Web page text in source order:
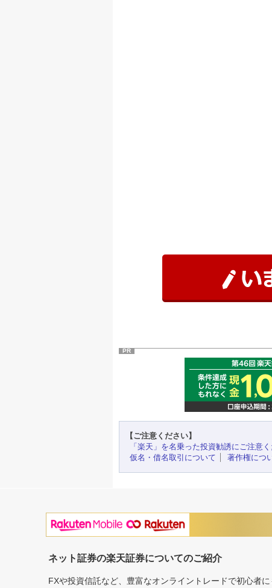
PR
【ご注意ください】
「楽天」を名乗った投資勧誘にご注意
仮名・借名取引について
著作権につ
ネット証券の楽天証券についてのご紹介
FXや投資信託など、豊富なオンライントレードで初心者